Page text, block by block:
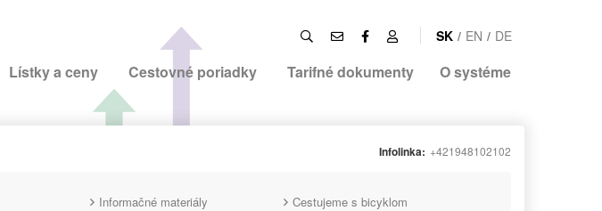
SK / EN / DE
Lístky a ceny Cestovné poriadky Tarifné dokumenty O systéme
Infolinka: +421948102102
Informačné materiály
Cestujeme s bicyklom